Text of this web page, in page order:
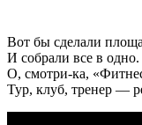
Вот бы сделали
И собрали все в одно.
О, смотри-ка,
Тур, клуб, тренер —